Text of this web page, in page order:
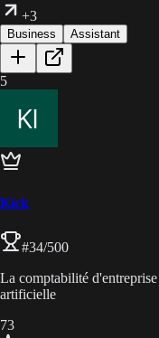
+3
Business Assistant
5
Kick
#34/500
La comptabilité
artificielle
73